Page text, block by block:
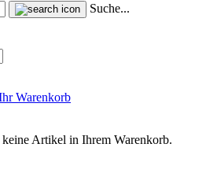
Suche...
Warenkorb
keine Artikel in Ihrem Warenkorb.